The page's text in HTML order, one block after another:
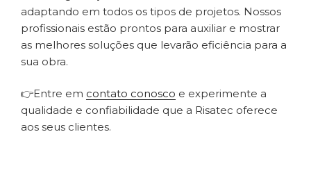
adaptando em todos os tipos de projetos. Nossos
profissionais estão prontos para auxiliar e mostrar
as melhores soluções que levarão eficiência para a
sua obra.
👉Entre em contato conosco e experimente a
qualidade e confiabilidade que a Risatec oferece
aos seus clientes.